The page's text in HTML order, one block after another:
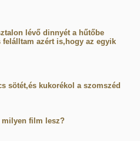
lévő dinnyét a hűtőbe
azért is,hogy az egyik
sötét,és kukorékol a szomszéd
milyen film lesz?